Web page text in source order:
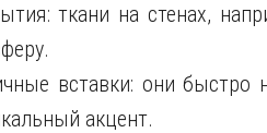
ткани на стенах,
вставки: они быстро
акцент.